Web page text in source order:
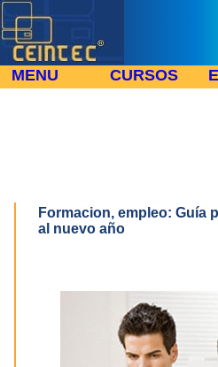
MENU CURSOS
Formacion, empleo: Guía
al nuevo año